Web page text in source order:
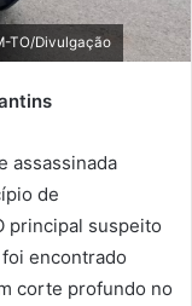
TO/Divulgação
assassinada
de
principal suspeito
encontrado
corte profundo no